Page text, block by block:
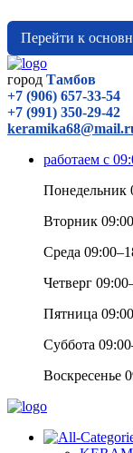
Перейти к
город Тамбов
+7 (906) 657-33-54
+7 (991) 350-29-42
работаем с
Понедельник
Вторник
Среда
Четверг
Пятница
Суббота
Воскресенье